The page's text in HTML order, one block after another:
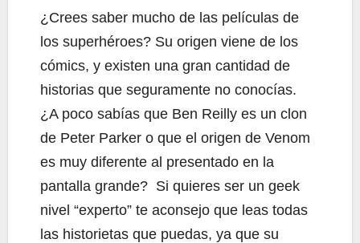
¿Crees saber mucho de las películas de
los superhéroes? Su origen viene de los
cómics, y existen una gran cantidad de
historias que seguramente no conocías.
¿A poco sabías que Ben Reilly es un clon
de Peter Parker o que el origen de Venom
es muy diferente al presentado en la
pantalla grande? Si quieres ser un geek
nivel “experto” te aconsejo que leas todas
las historietas que puedas, ya que su